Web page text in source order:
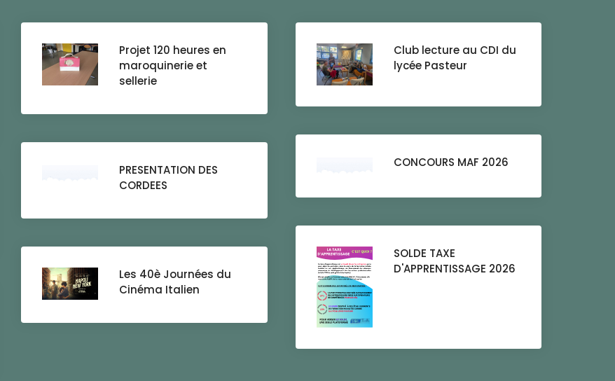
Projet 120 heures en
maroquinerie et
sellerie
Club lecture au CDI du
lycée Pasteur
CONCOURS MAF 2026
PRESENTATION DES
CORDEES
SOLDE TAXE
D'APPRENTISSAGE 2026
Les 40è Journées du
Cinéma Italien